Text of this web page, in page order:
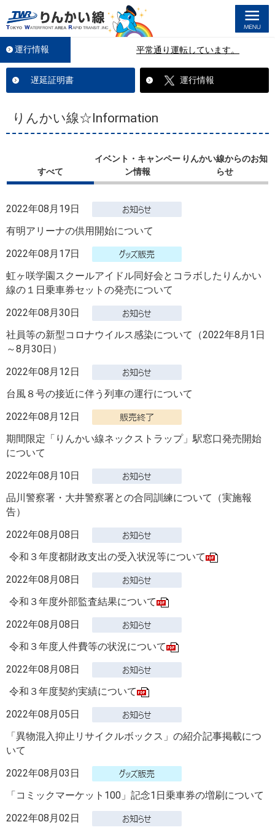
運行情報 平常通り運転しています。
遅延証明書 運行情報
りんかい線☆Information
すべて
イベント・キャンペー
ン情報
りんかい線からのお知
らせ
2022年08月19日
有明アリーナの供用開始について
2022年08月17日
虹ヶ咲学園スクールアイドル同好会とコラボしたりんかい
線の１日乗車券セットの発売について
2022年08月30日
社員等の新型コロナウイルス感染について（2022年8月1日
～8月30日）
2022年08月12日
台風８号の接近に伴う列車の運行について
2022年08月12日
期間限定「りんかい線ネックストラップ」駅窓口発売開始
について
2022年08月10日
品川警察署・大井警察署との合同訓練について（実施報
告）
2022年08月08日
令和３年度都財政支出の受入状況等について
2022年08月08日
令和３年度外部監査結果について
2022年08月08日
令和３年度人件費等の状況について
2022年08月08日
令和３年度契約実績について
2022年08月05日
「異物混入抑止リサイクルボックス」の紹介記事掲載につ
いて
2022年08月03日
「コミックマーケット100」記念1日乗車券の増刷について
2022年08月02日